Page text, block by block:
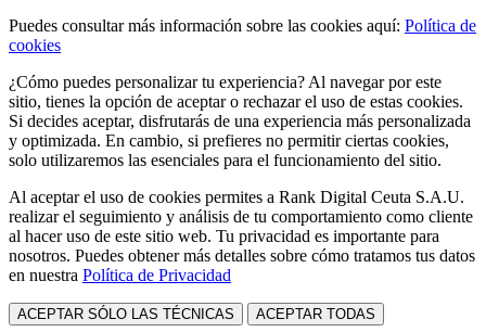
Puedes consultar más información sobre las cookies aquí: Política de
cookies
¿Cómo puedes personalizar tu experiencia? Al navegar por este
sitio, tienes la opción de aceptar o rechazar el uso de estas cookies.
Si decides aceptar, disfrutarás de una experiencia más personalizada
y optimizada. En cambio, si prefieres no permitir ciertas cookies,
solo utilizaremos las esenciales para el funcionamiento del sitio.
Al aceptar el uso de cookies permites a Rank Digital Ceuta S.A.U.
realizar el seguimiento y análisis de tu comportamiento como cliente
al hacer uso de este sitio web. Tu privacidad es importante para
nosotros. Puedes obtener más detalles sobre cómo tratamos tus datos
en nuestra Política de Privacidad
ACEPTAR SÓLO LAS TÉCNICAS ACEPTAR TODAS